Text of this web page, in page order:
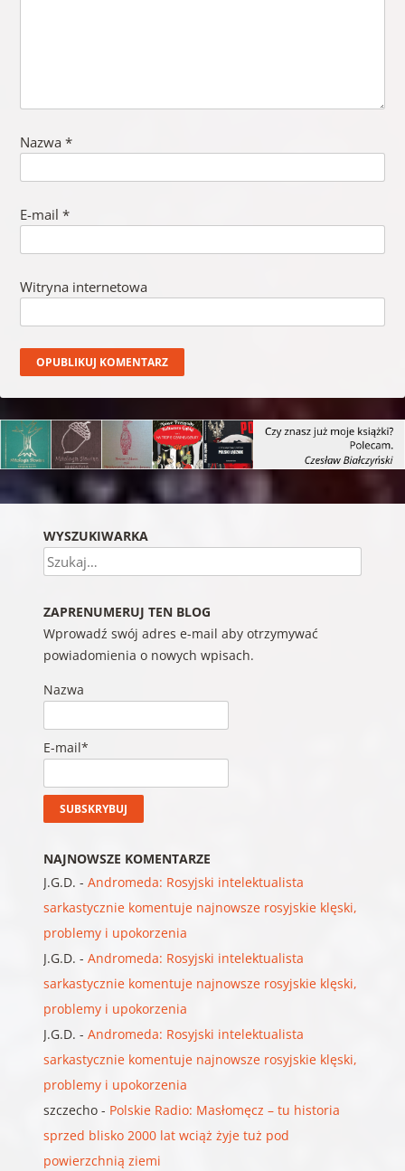
Nazwa *
E-mail *
Witryna internetowa
WYSZUKIWARKA
Szukaj
ZAPRENUMERUJ TEN BLOG
Wprowadź swój adres e-mail aby otrzymywać
powiadomienia o nowych wpisach.
Nazwa
E-mail*
NAJNOWSZE KOMENTARZE
J.G.D. - Andromeda: Rosyjski intelektualista
sarkastycznie komentuje najnowsze rosyjskie klęski,
problemy i upokorzenia
J.G.D. - Andromeda: Rosyjski intelektualista
sarkastycznie komentuje najnowsze rosyjskie klęski,
problemy i upokorzenia
J.G.D. - Andromeda: Rosyjski intelektualista
sarkastycznie komentuje najnowsze rosyjskie klęski,
problemy i upokorzenia
szczecho- Polskie Radio: Masłomęcz – tu historia
sprzed blisko 2000 lat wciąż żyje tuż pod
powierzchnią ziemi